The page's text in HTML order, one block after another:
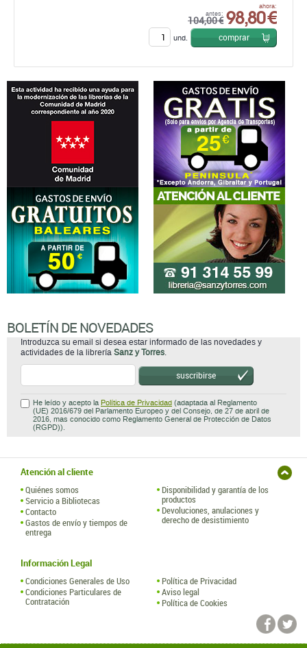
antes:
104,00 €
ahora:
98,80 €
und. comprar
BOLETÍN DE NOVEDADES
Introduzca su email si desea estar informado de las novedades y
actividades de la librería Sanz y Torres.
suscribirse
He leído y acepto la Política de Privacidad (adaptada al Reglamento
(UE) 2016/679 del Parlamento Europeo y del Consejo, de 27 de abril de
2016, mas conocido como Reglamento General de Protección de Datos
(RGPD)).
Atención al cliente
Quiénes somos
Servicio a Bibliotecas
Contacto
Gastos de envío y tiempos de
entrega
Disponibilidad y garantía de los
productos
Devoluciones, anulaciones y
derecho de desistimiento
Información Legal
Condiciones Generales de Uso
Condiciones Particulares de
Contratación
Política de Privacidad
Aviso legal
Política de Cookies